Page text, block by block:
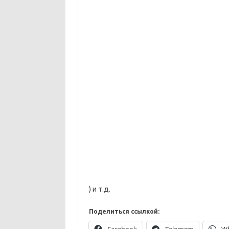
) и т.д.
Поделиться ссылкой: